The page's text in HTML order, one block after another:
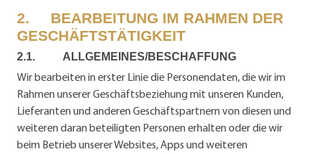
2. BEARBEITUNG IM RAHMEN DER
GESCHÄFTSTÄTIGKEIT
2.1. ALLGEMEINES/BESCHAFFUNG
Wir bearbeiten in erster Linie die Personendaten, die wir im
Rahmen unserer Geschäftsbeziehung mit unseren Kunden,
Lieferanten und anderen Geschäftspartnern von diesen und
weiteren daran beteiligten Personen erhalten oder die wir
beim Betrieb unserer Websites, Apps und weiteren